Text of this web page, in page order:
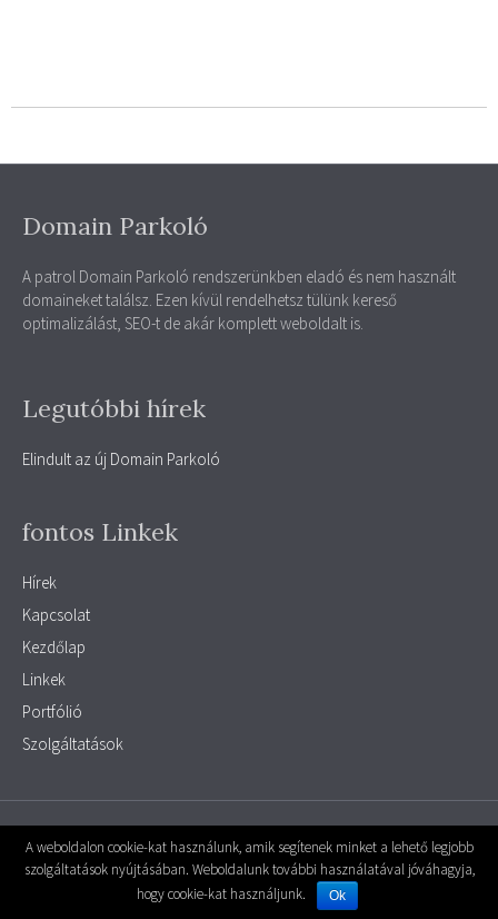
Domain Parkoló
A patrol Domain Parkoló rendszerünkben eladó és nem használt
domaineket találsz. Ezen kívül rendelhetsz tülünk kereső
optimalizálást, SEO-t de akár komplett weboldalt is.
Legutóbbi hírek
Elindult az új Domain Parkoló
fontos Linkek
Hírek
Kapcsolat
Kezdőlap
Linkek
Portfólió
Szolgáltatások
A Weboldal motorja, aMiniPortál Ingyenes weboldal készítő rendszer -
Powered byMiniPortál
A weboldalon cookie-kat használunk, amik segítenek minket a lehető legjobb
szolgáltatások nyújtásában. Weboldalunk további használatával jóváhagyja,
hogy cookie-kat használjunk.
Ok